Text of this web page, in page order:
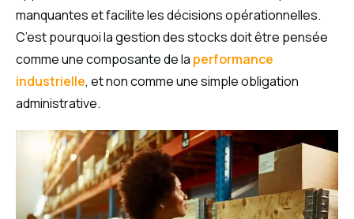
manquantes et facilite les décisions opérationnelles.
C’est pourquoi la gestion des stocks doit être pensée
comme une composante de la performance
industrielle, et non comme une simple obligation
administrative.